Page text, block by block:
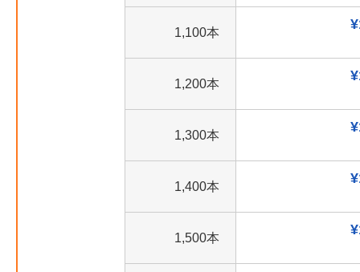
1,100本
1,200本
1,300本
1,400本
1,500本